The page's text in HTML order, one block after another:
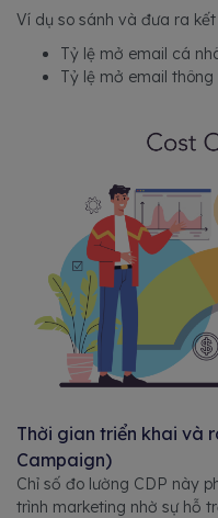
Ví dụ so sánh và đưa ra kết
Tỷ lệ mở email cá
Tỷ lệ mở email thông
Thời gian triển khai và
Campaign)
Chỉ số đo lường CDP này
trình marketing nhờ sự hỗ